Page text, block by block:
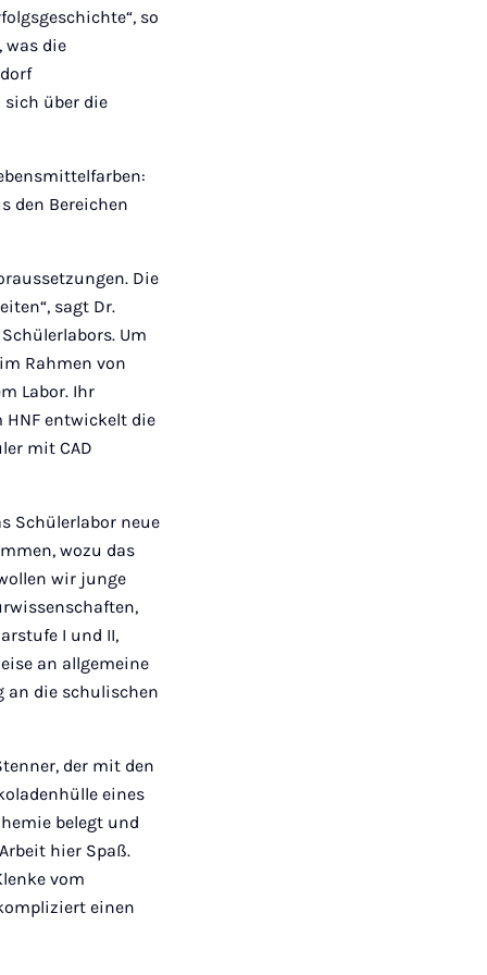
Mailso
was die
sich über die
den Bereichen
Die
sagt Dr.
Um
Rahmen von
Labor. Ihr
entwickelt die
mit CAD
Schülerlabor neue
wozu das
wir junge
I und II,
an allgemeine
an die schulischen
der mit den
eines
belegt und
hier Spaß.
vom
einen